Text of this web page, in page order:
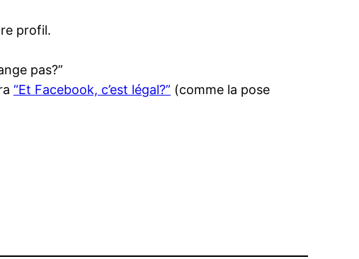
profil.
pas?”
“Et Facebook, c’est légal?” (comme la pose